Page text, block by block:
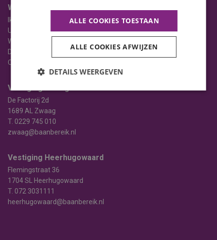
Werkgever
Ik heb een vacature
Uitzenden
Werving & selectie
Detacheren
Opleiden
Vestiging Zwaag
De Factorij 2d
1689 AL Zwaag
T. 0229 745 010
zwaag@baanbereik.nl
Vestiging Heerhugowaard
Flemingstraat 36
1704 SL Heerhugowaard
T. 072 3031111
heerhugowaard@baanbereik.nl
ALLE COOKIES TOESTAAN
ALLE COOKIES AFWIJZEN
DETAILS WEERGEVEN